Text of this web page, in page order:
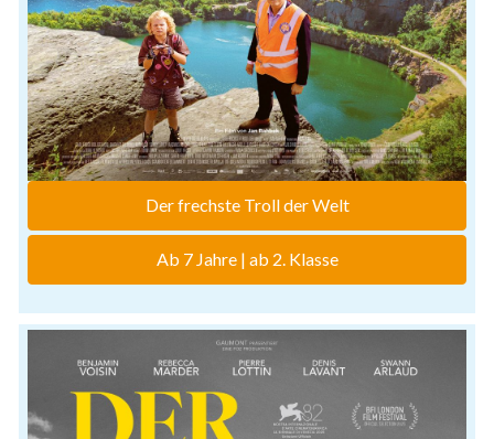
Der frechste Troll der Welt
Ab 7 Jahre | ab 2. Klasse